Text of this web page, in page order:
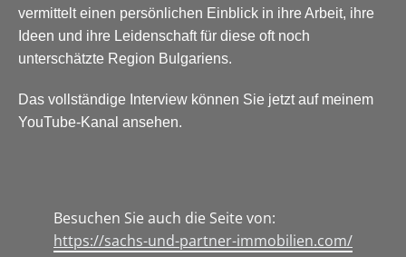
vermittelt einen persönlichen Einblick in ihre Arbeit, ihre
Ideen und ihre Leidenschaft für diese oft noch
unterschätzte Region Bulgariens.
Das vollständige Interview können Sie jetzt auf meinem
YouTube-Kanal ansehen.
Besuchen Sie auch die Seite von:
https://sachs-und-partner-immobilien.com/